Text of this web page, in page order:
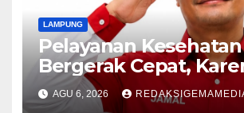
LAMPUNG
Pelayanan
Bergerak Cepat,
Nyawa Tidak Bisa
AGU 6, 2026